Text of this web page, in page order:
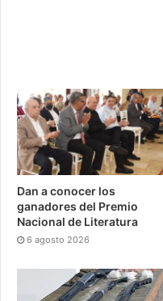
Dan a conocer los
ganadores del Premio
Nacional de Literatura
6 agosto 2026